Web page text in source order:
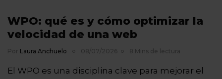
WPO: qué es y cómo optimizar la
velocidad de una web
Por Laura Anchuelo 08/07/2026 8 Mins de lectura
El WPO es una disciplina clave para mejorar el